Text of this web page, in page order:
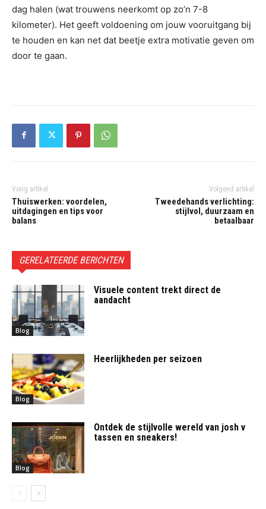
dag halen (wat trouwens neerkomt op zo’n 7-8
kilometer). Het geeft voldoening om jouw vooruitgang bij
te houden en kan net dat beetje extra motivatie geven om
door te gaan.
Vorig artikel
Thuiswerken: voordelen,
uitdagingen en tips voor
balans
Volgend artikel
Tweedehands verlichting:
stijlvol, duurzaam en
betaalbaar
GERELATEERDE BERICHTEN
Blog
Visuele content trekt direct de
aandacht
Blog
Heerlijkheden per seizoen
Blog
Ontdek de stijlvolle wereld van josh v
tassen en sneakers!